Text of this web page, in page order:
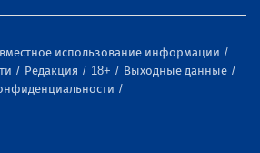
использование информации
Редакция 18+
Выходные данные